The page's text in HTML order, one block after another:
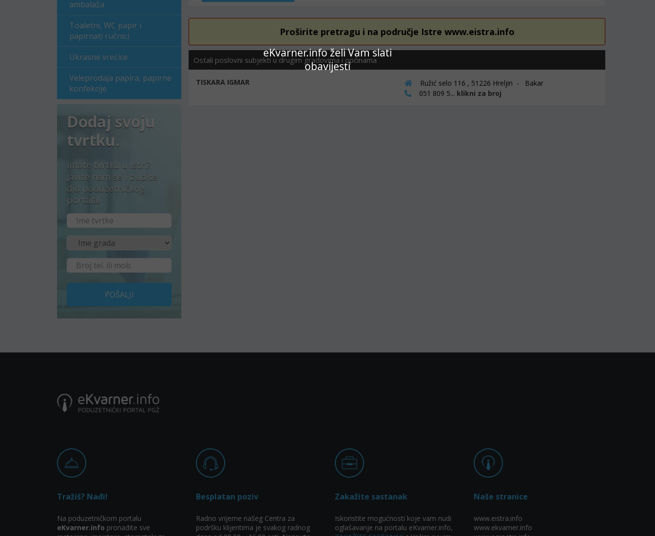
eKvarner.info želi Vam slati
obavijesti
ambalaža
Toaletni, WC papir i
papirnati ručnici
Ukrasne vrećice
Veleprodaja papira, papirne
konfekcije
Dodaj svoju
tvrtku.
Imate tvrtku u Istri?
Javite nam se i budite
dio poduzetničkog
portala!
POŠALJI
Proširite pretragu i na područje Istre www.eistra.info
Ostali poslovni subjekti u drugim gradovima i općinama
TISKARA IGMAR
Ružić selo 116 , 51226 Hreljin - Bakar
051 809 5... klikni za broj
Tražiš? Nađi!
Na poduzetničkom portalu
eKvarner.info pronađite sve
Besplatan poziv
Radno vrijeme našeg Centra za
podršku klijentima je svakog radnog
Zakažite sastanak
Iskoristite mogućnosti koje vam nudi
oglašavanje na portalu eKvarner.info,
Naše stranice
www.eistra.info
www.ekvarner.info